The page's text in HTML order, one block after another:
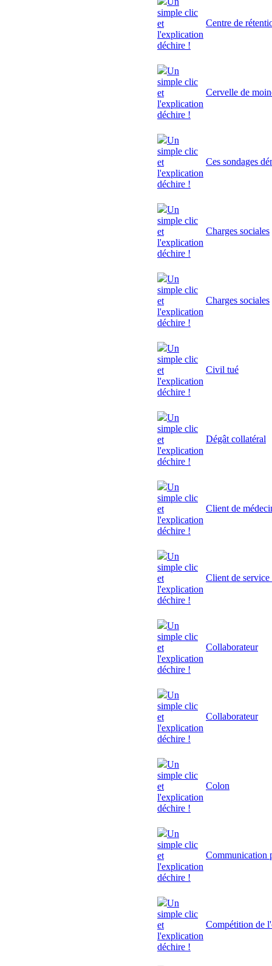
simple clic
et
l'explication
déchire !
Centre de
Un
simple clic
et
l'explication
déchire !
Cervelle de
Un
simple clic
et
l'explication
déchire !
Ces sondages
Un
simple clic
et
l'explication
déchire !
Charges sociales
Un
simple clic
et
l'explication
déchire !
Charges sociales
Un
simple clic
et
l'explication
déchire !
Civil tué
Un
simple clic
et
l'explication
déchire !
Dégât collatéral
Un
simple clic
et
l'explication
déchire !
Client de
Un
simple clic
et
l'explication
déchire !
Client de
Un
simple clic
et
l'explication
déchire !
Collaborateur
Un
simple clic
et
l'explication
déchire !
Collaborateur
Un
simple clic
et
l'explication
déchire !
Colon
Un
simple clic
et
l'explication
déchire !
Communication
Un
simple clic
et
l'explication
déchire !
Compétition de